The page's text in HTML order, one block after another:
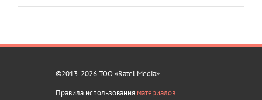
©2013-2026 ТОО «Ratel Media»
Правила использования материалов